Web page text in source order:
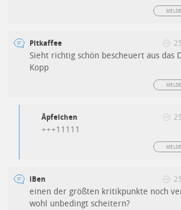
Pitkaffee
Sieht richtig schön bescheuert aus das
Kopp
Äpfelchen
+++11111
iBen
einen der größten kritikpunkte noch
wohl unbedingt scheitern?